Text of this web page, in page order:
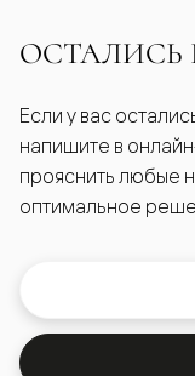
ОСТАЛИСЬ
Если у вас
напишите в
прояснить любые
оптимальное